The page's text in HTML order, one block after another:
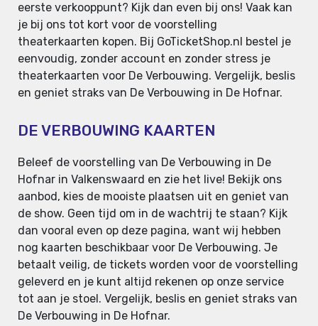
eerste verkooppunt? Kijk dan even bij ons! Vaak kan
je bij ons tot kort voor de voorstelling
theaterkaarten kopen. Bij GoTicketShop.nl bestel je
eenvoudig, zonder account en zonder stress je
theaterkaarten voor De Verbouwing. Vergelijk, beslis
en geniet straks van De Verbouwing in De Hofnar.
DE VERBOUWING KAARTEN
Beleef de voorstelling van De Verbouwing in De
Hofnar in Valkenswaard en zie het live! Bekijk ons
aanbod, kies de mooiste plaatsen uit en geniet van
de show. Geen tijd om in de wachtrij te staan? Kijk
dan vooral even op deze pagina, want wij hebben
nog kaarten beschikbaar voor De Verbouwing. Je
betaalt veilig, de tickets worden voor de voorstelling
geleverd en je kunt altijd rekenen op onze service
tot aan je stoel. Vergelijk, beslis en geniet straks van
De Verbouwing in De Hofnar.